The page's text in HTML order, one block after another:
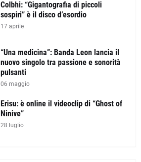
Colbhi: “Gigantografia di piccoli
sospiri” è il disco d’esordio
17 aprile
“Una medicina”: Banda Leon lancia il
nuovo singolo tra passione e sonorità
pulsanti
06 maggio
Erisu: è online il videoclip di “Ghost of
Ninive”
28 luglio